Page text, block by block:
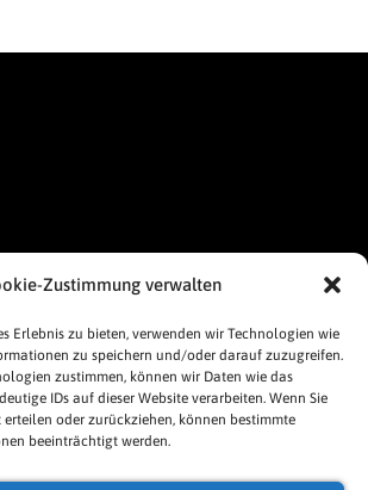
Zustimmung verwalten
Erlebnis zu bieten, verwenden wir Technologien wie
zu speichern und/oder darauf zuzugreifen.
zustimmen, können wir Daten wie das
IDs auf dieser Website verarbeiten. Wenn Sie
oder zurückziehen, können bestimmte
beeinträchtigt werden.
Unternehmen verdiene ich an qualifizierten Verkäufen.